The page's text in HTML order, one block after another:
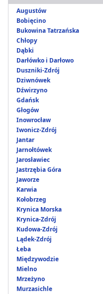
Augustów
Bobięcino
Bukowina Tatrzańska
Chłopy
Dąbki
Darłówko i Darłowo
Duszniki-Zdrój
Dziwnówek
Dźwirzyno
Gdańsk
Głogów
Inowrocław
Iwonicz-Zdrój
Jantar
Jarnołtówek
Jarosławiec
Jastrzębia Góra
Jaworze
Karwia
Kołobrzeg
Krynica Morska
Krynica-Zdrój
Kudowa-Zdrój
Lądek-Zdrój
Łeba
Międzywodzie
Mielno
Mrzeżyno
Murzasichle